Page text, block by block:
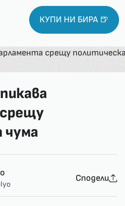
КУПИ НИ БИРА 🍺
чума
Сподели